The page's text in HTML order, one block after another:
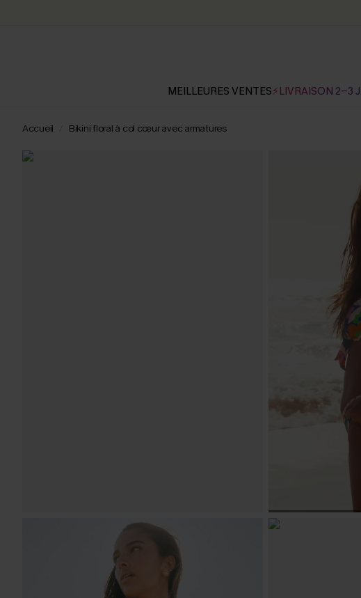
MEILLEURES VENTES⚡LIVRAISON 2-3 J
Accueil Bikini floral à col cœur avec armatures